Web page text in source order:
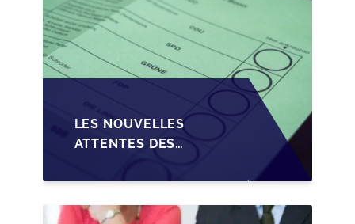
LES NOUVELLES
ATTENTES DES
TRANSMISSION DES
PME BELGES